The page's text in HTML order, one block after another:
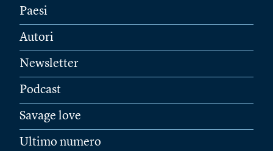
Paesi
Autori
Newsletter
Podcast
Savage love
Ultimo numero